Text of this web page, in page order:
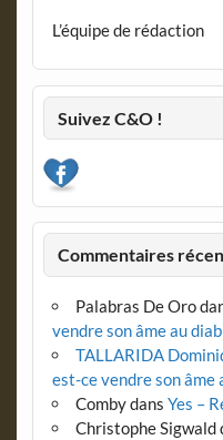
L’équipe de rédaction
Suivez C&O !
Commentaires
Palabras De Oro
vendre son âme au
TALLARIDA
est-ce vendre son âme
Combydans Yes –
Christophe Sigwald